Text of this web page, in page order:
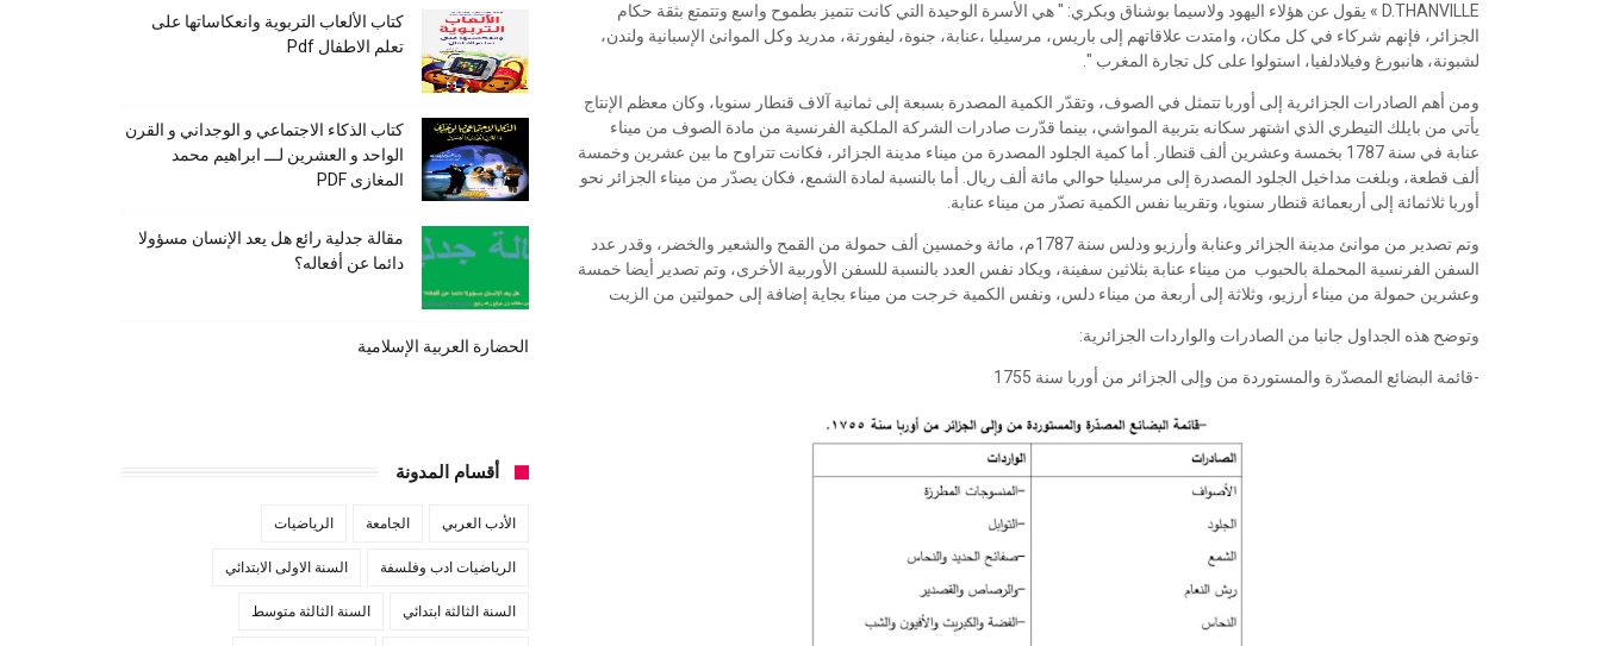
D.THANVILLE » يقول عن هؤلاء اليهود ولاسيما بوشناق وبكري: " هي الأسرة الوحيدة التي كانت تتميز بطموح واسع وتتمتع بثقة حكام
الجزائر، فإنهم شركاء في كل مكان، وامتدت علاقاتهم إلى باريس، مرسيليا ،عنابة، جنوة، ليفورنة، مدريد وكل الموانئ الإسبانية ولندن،
لشبونة، هانبورغ وفيلادلفيا، استولوا على كل تجارة المغرب ".
ومن أهم الصادرات الجزائرية إلى أوربا تتمثل في الصوف، وتقدّر الكمية المصدرة بسبعة إلى ثمانية آلاف قنطار سنويا، وكان معظم الإنتاج
يأتي من بايلك التيطري الذي اشتهر سكانه بتربية المواشي، بينما قدّرت صادرات الشركة الملكية الفرنسية من مادة الصوف من ميناء
عنابة في سنة 1787 بخمسة وعشرين ألف قنطار. أما كمية الجلود المصدرة من ميناء مدينة الجزائر، فكانت تتراوح ما بين عشرين وخمسة
ألف قطعة، وبلغت مداخيل الجلود المصدرة إلى مرسيليا حوالي مائة ألف ريال. أما بالنسبة لمادة الشمع، فكان يصدّر من ميناء الجزائر نحو
أوربا ثلاثمائة إلى أربعمائة قنطار سنويا، وتقريبا نفس الكمية تصدّر من ميناء عنابة.
وتم تصدير من موانئ مدينة الجزائر وعنابة وأرزيو ودلس سنة 1787م، مائة وخمسين ألف حمولة من القمح والشعير والخضر، وقدر عدد
السفن الفرنسية المحملة بالحبوب من ميناء عنابة بثلاثين سفينة، ويكاد نفس العدد بالنسبة للسفن الأوربية الأخرى، وتم تصدير أيضا خمسة
وعشرين حمولة من ميناء أرزيو، وثلاثة إلى أربعة من ميناء دلس، ونفس الكمية خرجت من ميناء بجاية إضافة إلى حمولتين من الزيت
وتوضح هذه الجداول جانبا من الصادرات والواردات الجزائرية:
-قائمة البضائع المصدّرة والمستوردة من وإلى الجزائر من أوربا سنة 1755
كتاب الألعاب التربوية وانعكاساتها على
تعلم الاطفال Pdf
كتاب الذكاء الاجتماعي و الوجداني و القرن
الواحد و العشرين لـــ ابراهيم محمد
المغازى PDF
مقالة جدلية رائع هل يعد الإنسان مسؤولا
دائما عن أفعاله؟
الحضارة العربية الإسلامية
أقسام المدونة
الأدب العربي الجامعة الرياضيات
الرياضيات ادب وفلسفة السنة الاولى الابتدائي
السنة الثالثة ابتدائي السنة الثالثة متوسط